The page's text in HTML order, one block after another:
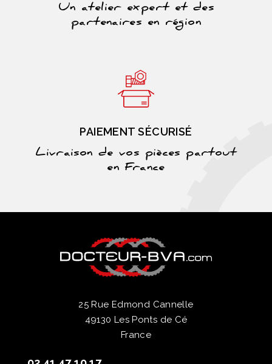
Un atelier expert et des
partenaires en région
PAIEMENT SÉCURISÉ
Livraison de vos pièces partout
en France
25 Rue Edmond Cannelle
49130 Les Ponts de Cé
France